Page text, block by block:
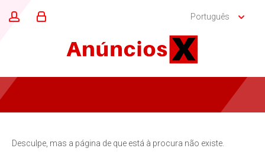
Português
Desculpe, mas a página de que está à procura não existe.